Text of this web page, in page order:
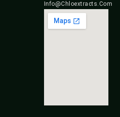
Info@chloextracts.com